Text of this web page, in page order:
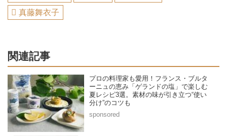
真藤舞衣子
関連記事
プロの料理家も愛用！フランス・ブルタ
ーニュの恵み「ゲランドの塩」で楽しむ
夏レシピ3選。素材の味が引き立つ“使い
分け”のコツも